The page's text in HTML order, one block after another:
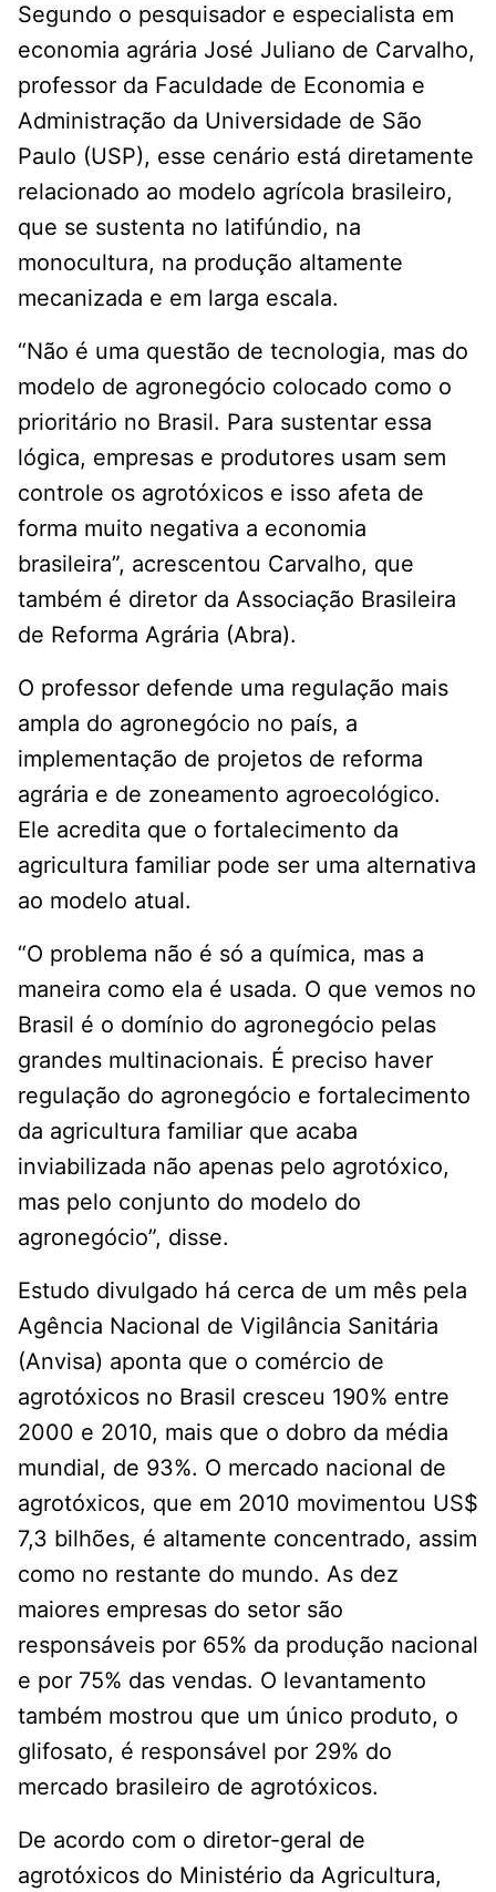
Segundo o pesquisador e especialista em
economia agrária José Juliano de Carvalho,
professor da Faculdade de Economia e
Administração da Universidade de São
Paulo (USP), esse cenário está diretamente
relacionado ao modelo agrícola brasileiro,
que se sustenta no latifúndio, na
monocultura, na produção altamente
mecanizada e em larga escala.
“Não é uma questão de tecnologia, mas do
modelo de agronegócio colocado como o
prioritário no Brasil. Para sustentar essa
lógica, empresas e produtores usam sem
controle os agrotóxicos e isso afeta de
forma muito negativa a economia
brasileira”, acrescentou Carvalho, que
também é diretor da Associação Brasileira
de Reforma Agrária (Abra).
O professor defende uma regulação mais
ampla do agronegócio no país, a
implementação de projetos de reforma
agrária e de zoneamento agroecológico.
Ele acredita que o fortalecimento da
agricultura familiar pode ser uma alternativa
ao modelo atual.
“O problema não é só a química, mas a
maneira como ela é usada. O que vemos no
Brasil é o domínio do agronegócio pelas
grandes multinacionais. É preciso haver
regulação do agronegócio e fortalecimento
da agricultura familiar que acaba
inviabilizada não apenas pelo agrotóxico,
mas pelo conjunto do modelo do
agronegócio”, disse.
Estudo divulgado há cerca de um mês pela
Agência Nacional de Vigilância Sanitária
(Anvisa) aponta que o comércio de
agrotóxicos no Brasil cresceu 190% entre
2000 e 2010, mais que o dobro da média
mundial, de 93%. O mercado nacional de
agrotóxicos, que em 2010 movimentou US$
7,3 bilhões, é altamente concentrado, assim
como no restante do mundo. As dez
maiores empresas do setor são
responsáveis por 65% da produção nacional
e por 75% das vendas. O levantamento
também mostrou que um único produto, o
glifosato, é responsável por 29% do
mercado brasileiro de agrotóxicos.
De acordo com o diretor-geral de
agrotóxicos do Ministério da Agricultura,